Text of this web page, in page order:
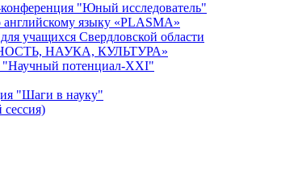
"Юный исследователь"
языку «PLASMA»
учащихся Свердловской области
НАУКА, КУЛЬТУРА»
"Научный потенциал-XXI"
"Шаги в науку"